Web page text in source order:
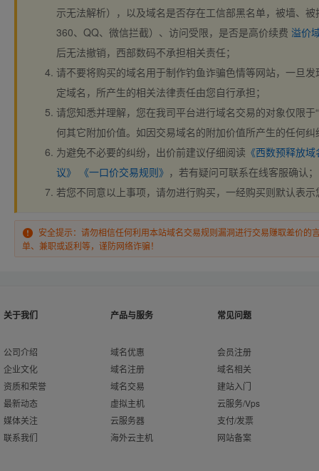
示无法解析），以及域名是否存在工信部黑名单，被墙、
360、QQ、微信拦截）、访问受限，是否是高价续费 溢价
后无法撤销，西部数码不承担相关责任；
请不要将购买的域名用于制作钓鱼诈骗色情等网站，一旦
定域名，所产生的相关法律责任由您自行承担；
请您知悉并理解，您在我司平台进行域名交易的对象仅限于
何其它附加价值。如因交易域名的附加价值所产生的任何
为避免不必要的纠纷，出价前建议仔细阅读 《西数预释放
议》
《一口价交易规则》 ，若有疑问可联系在线客服确认；
若您不同意以上事项，请勿进行购买，一经购买则默认表
安全提示：请勿相信任何利用本站域名交易规则漏洞进行交易赚取差价的
单、兼职或返利等，谨防网络诈骗！
关于我们
公司介绍
企业文化
资质和荣誉
最新动态
媒体关注
联系我们
产品与服务
域名优惠
域名注册
域名交易
虚拟主机
云服务器
海外云主机
常见问题
会员注册
域名相关
建站入门
云服务/Vps
支付/发票
网站备案